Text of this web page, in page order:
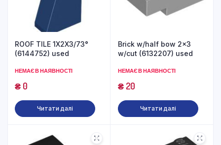
ROOF TILE 1X2X3/73°
(6144752) used
НЕМАЄ В НАЯВНОСТІ
₴0
Читати далі
Brick w/half bow 2×3
w/cut (6132207) used
НЕМАЄ В НАЯВНОСТІ
₴20
Читати далі